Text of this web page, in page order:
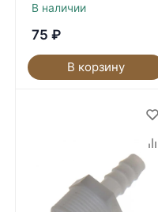
В наличии
75 ₽
В корзину